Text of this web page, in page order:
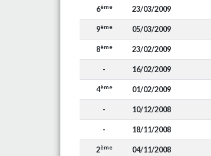
6ème 23/03/2009
9ème 05/03/2009
8ème 23/02/2009
- 16/02/2009
4ème 01/02/2009
- 10/12/2008
- 18/11/2008
2ème 04/11/2008